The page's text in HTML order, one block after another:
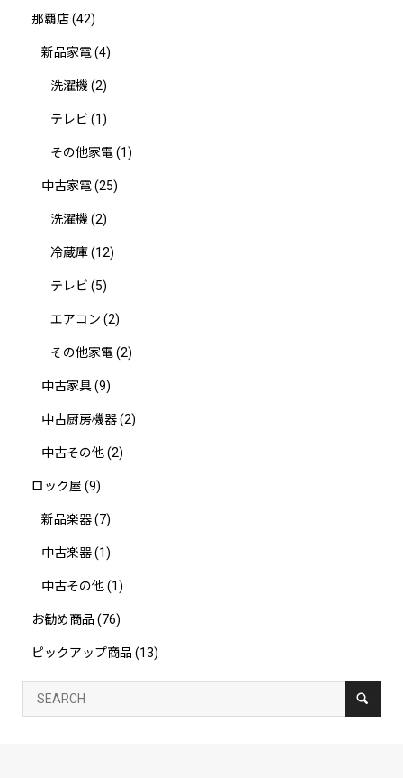
那覇店(42)
新品家電(4)
洗濯機 (2)
テレビ (1)
その他家電(1)
中古家電(25)
洗濯機 (2)
冷蔵庫(12)
テレビ (5)
エアコン (2)
その他家電(2)
中古家具(9)
中古厨房機器(2)
中古その他(2)
ロック屋 (9)
新品楽器(7)
中古楽器(1)
中古その他(1)
お勧め商品 (76)
ピックアップ商品 (13)